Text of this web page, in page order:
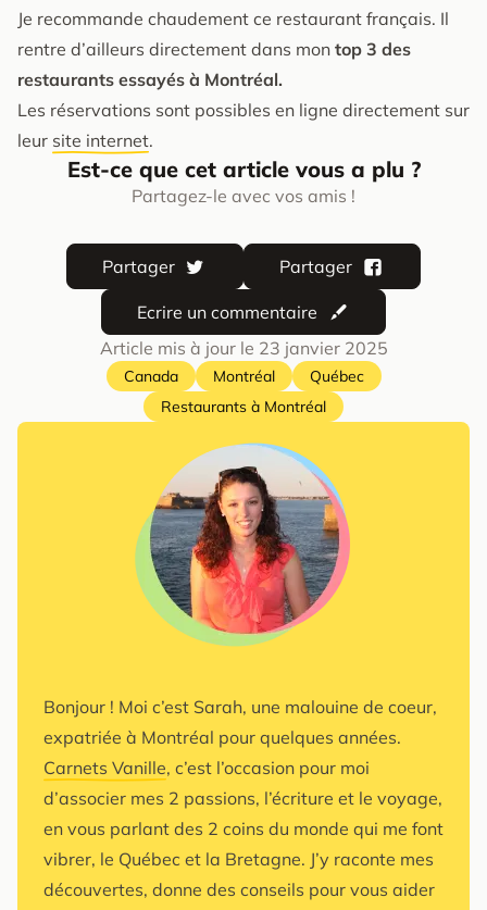
Je recommande chaudement ce restaurant français. Il
rentre d’ailleurs directement dans mon top 3 des
restaurants essayés à Montréal.
Les réservations sont possibles en ligne directement sur
leur site internet.
Est-ce que cet article vous a plu ?
Partagez-le avec vos amis !
Partager Partager
Ecrire un commentaire
Article mis à jour le 23 janvier 2025
Canada Montréal
Québec
Restaurants à Montréal
Bonjour ! Moi c’est Sarah, une malouine de coeur,
expatriée à Montréal pour quelques années.
Carnets Vanille, c’est l’occasion pour moi
d’associer mes 2 passions, l’écriture et le voyage,
en vous parlant des 2 coins du monde qui me font
vibrer, le Québec et la Bretagne. J’y raconte mes
découvertes, donne des conseils pour vous aider